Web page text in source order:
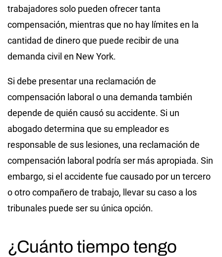
trabajadores solo pueden ofrecer tanta
compensación, mientras que no hay límites en la
cantidad de dinero que puede recibir de una
demanda civil en New York.
Si debe presentar una reclamación de
compensación laboral o una demanda también
depende de quién causó su accidente. Si un
abogado determina que su empleador es
responsable de sus lesiones, una reclamación de
compensación laboral podría ser más apropiada. Sin
embargo, si el accidente fue causado por un tercero
o otro compañero de trabajo, llevar su caso a los
tribunales puede ser su única opción.
¿Cuánto tiempo tengo